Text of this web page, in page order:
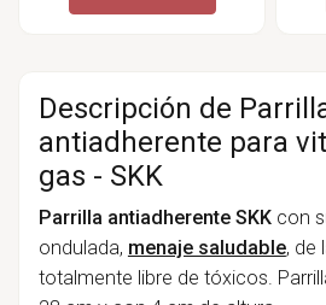
Descripción de
antiadherente para
gas - SKK
Parrilla antiadherente SKK con
ondulada, menaje saludable, de
totalmente libre de tóxicos.